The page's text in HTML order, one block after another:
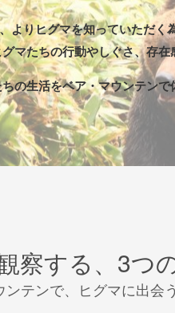
よりヒグマを知っていただ
マたちの行動やしぐさ、存
の生活をベア・マウンテン
察する、3つ
テンで、ヒグマに出会